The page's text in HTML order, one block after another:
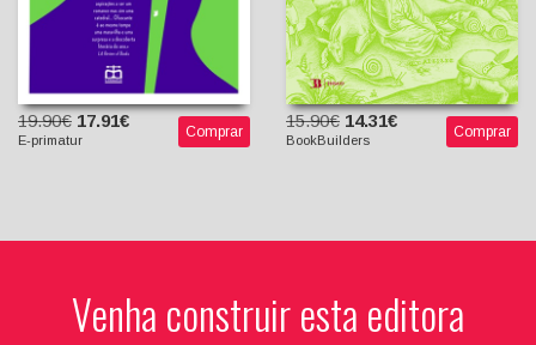
19.90€ 17.91€
E-primatur Comprar
15.90€ 14.31€
BookBuilders Comprar
Venha construir esta editora